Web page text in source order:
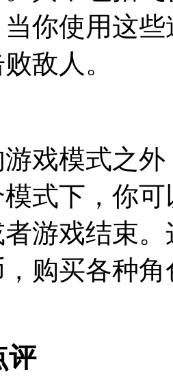
你使用这
敌人。
戏模式之
式下，你
游戏结束
购买各种
评